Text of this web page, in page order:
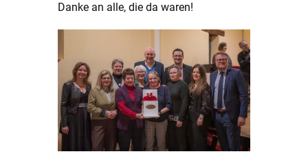
Danke an alle, die da waren!